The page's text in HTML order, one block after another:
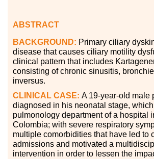
ABSTRACT
BACKGROUND: Primary ciliary
disease that causes ciliary motility
clinical pattern that includes
consisting of chronic sinusitis,
inversus.
CLINICAL CASE: A 19-year-old male
diagnosed in his neonatal stage,
pulmonology department of a hospital
Colombia; with severe respiratory
multiple comorbidities that have led to
admissions and motivated a
intervention in order to lessen the